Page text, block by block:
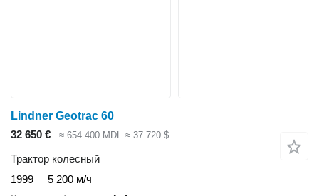
Lindner Geotrac 60
32 650 €
≈ 654 400 MDL ≈ 37 720 $
Трактор колесный
1999
5 200 м/ч